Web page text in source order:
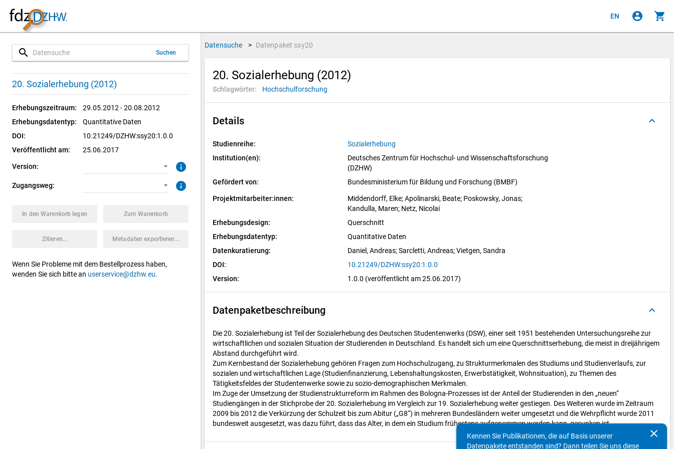
EN account_circle shopping_cart
search Suchen
20. Sozialerhebung (2012)
Erhebungszeitraum:
29.05.2012 - 20.08.2012
Erhebungsdatentyp:
Quantitative Daten
DOI:
10.21249/DZHW:ssy20:1.0.0
Veröffentlicht am:
25.06.2017
Version:
1.0.0 (aktuell)
info
Zugangsweg:
CUF: Download
SUF: Remote-Desktop
SUF: On-Site
info
In den Warenkorb legen Zum Warenkorb
Zitieren... Metadaten exportieren...
Wenn Sie Probleme mit dem Bestellprozess haben,
wenden Sie sich bitte an userservice@dzhw.eu.
Datensuche > Datenpaket ssy20
20. Sozialerhebung (2012)
Schlagwörter: Hochschulforschung
Details keyboard_arrow_up
Studienreihe:
Sozialerhebung
Institution(en):
Deutsches Zentrum für Hochschul- und Wissenschaftsforschung
(DZHW)
Gefördert von:
Bundesministerium für Bildung und Forschung (BMBF)
Projektmitarbeiter:innen: Middendorff, Elke; Apolinarski, Beate; Poskowsky, Jonas;
Kandulla, Maren; Netz, Nicolai
Erhebungsdesign:
Querschnitt
Erhebungsdatentyp:
Quantitative Daten
Datenkuratierung:
Daniel, Andreas; Sarcletti, Andreas; Vietgen, Sandra
DOI:
10.21249/DZHW:ssy20:1.0.0
Version:
1.0.0 (veröffentlicht am 25.06.2017)
Datenpaketbeschreibung keyboard_arrow_up
Die 20. Sozialerhebung ist Teil der Sozialerhebung des Deutschen Studentenwerks (DSW), einer seit 1951 bestehenden Untersuchungsreihe zur
wirtschaftlichen und sozialen Situation der Studierenden in Deutschland. Es handelt sich um eine Querschnittserhebung, die meist in dreijährigem
Abstand durchgeführt wird.
Zum Kernbestand der Sozialerhebung gehören Fragen zum Hochschulzugang, zu Strukturmerkmalen des Studiums und Studienverlaufs, zur
sozialen und wirtschaftlichen Lage (Studienfinanzierung, Lebenshaltungskosten, Erwerbstätigkeit, Wohnsituation), zu Themen des
Tätigkeitsfeldes der Studentenwerke sowie zu sozio-demographischen Merkmalen.
Im Zuge der Umsetzung der Studienstrukturreform im Rahmen des Bologna-Prozesses ist der Anteil der Studierenden in den „neuen“
Studiengängen in der Stichprobe der 20. Sozialerhebung im Vergleich zur 19. Sozialerhebung weiter gestiegen. Des Weiteren wurde im Zeitraum
2009 bis 2012 die Verkürzung der Schulzeit bis zum Abitur („G8“) in mehreren Bundesländern weiter umgesetzt und die Wehrpflicht wurde 2011
bundesweit ausgesetzt, was dazu führt, dass das Alter, in dem ein Studium frühestens aufgenommen werden kann, gesunken ist.
clear
Kennen Sie Publikationen, die auf Basis unserer
Datenpakete entstanden sind? Dann teilen Sie uns diese